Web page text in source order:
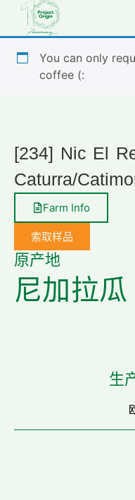
You can only
coffee (:
[234] Nic El
Caturra/
Farm Info
索取样品
原产地
尼加拉瓜
生